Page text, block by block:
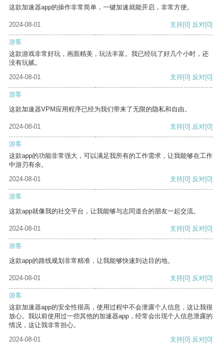
这款加速器app的操作非常简单，一键加速就能开启，非常方便。
2024-08-01 支持[0] 反对[0]
游客
这款游戏非常好玩，画面精美，玩法丰富。我已经玩了好几个小时，还
没有玩腻。
2024-08-01
支持[0] 反对[0]
游客
这款加速器VPM应用程序已经为我们带来了无限的隐私和自由。
2024-08-01 支持[0] 反对[0]
游客
这款app的功能非常强大，可以满足我所有的工作需求，让我能够在工作
中游刃有余。
2024-08-01
支持[0] 反对[0]
游客
这款app就像我的社交平台，让我能够与志同道合的朋友一起交流。
2024-08-01 支持[0] 反对[0]
游客
这款app的路线规划非常精准，让我能够快速到达目的地。
2024-08-01 支持[0] 反对[0]
游客
这款加速器app的安全性很高，使用过程中不会泄露个人信息，这让我很
放心。我以前使用过一些其他的加速器app，经常会出现个人信息泄露的
情况，这让我非常担心。
2024-08-01
支持[0] 反对[0]